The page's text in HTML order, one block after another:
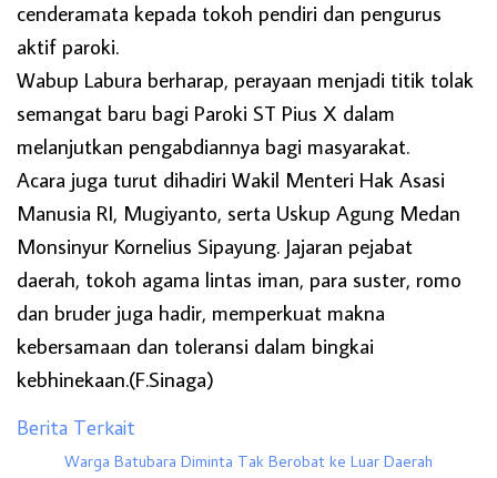
cenderamata kepada tokoh pendiri dan pengurus
aktif paroki.
Wabup Labura berharap, perayaan menjadi titik tolak
semangat baru bagi Paroki ST Pius X dalam
melanjutkan pengabdiannya bagi masyarakat.
Acara juga turut dihadiri Wakil Menteri Hak Asasi
Manusia RI, Mugiyanto, serta Uskup Agung Medan
Monsinyur Kornelius Sipayung. Jajaran pejabat
daerah, tokoh agama lintas iman, para suster, romo
dan bruder juga hadir, memperkuat makna
kebersamaan dan toleransi dalam bingkai
kebhinekaan.(F.Sinaga)
Berita Terkait
Warga Batubara Diminta Tak Berobat ke Luar Daerah